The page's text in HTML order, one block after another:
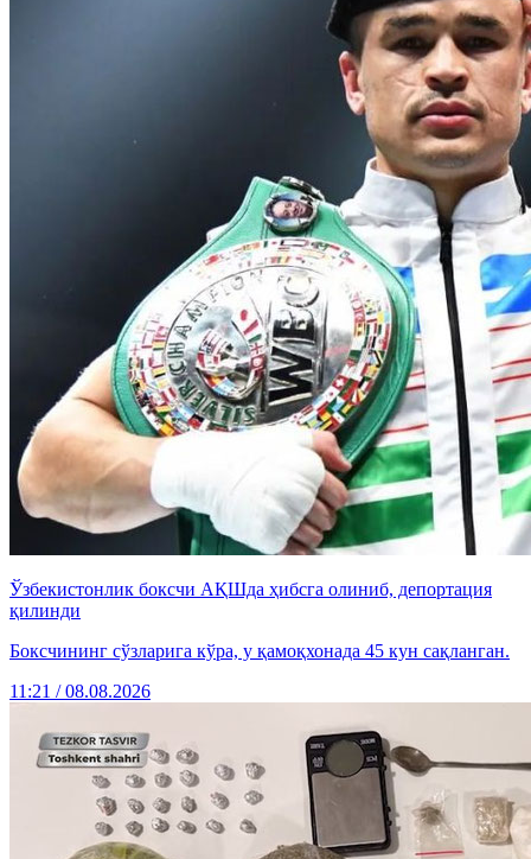
Ўзбекистонлик боксчи АҚШда ҳибсга олиниб, депортация
қилинди
Боксчининг сўзларига кўра, у қамоқхонада 45 кун сақланган.
11:21 / 08.08.2026